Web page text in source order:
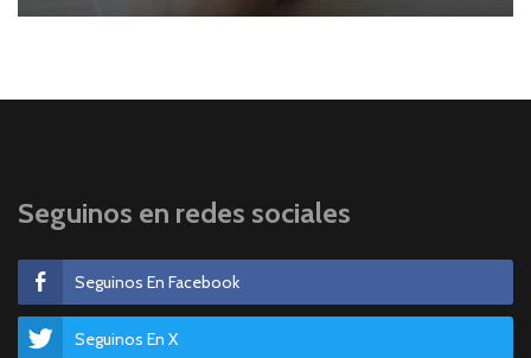
Seguinos en redes sociales
Seguinos En Facebook
Seguinos En X